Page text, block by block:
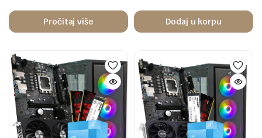
Pročitaj više Dodaj u korpu